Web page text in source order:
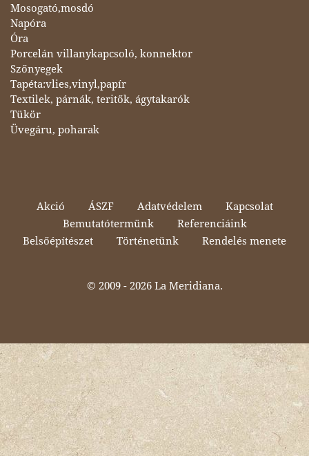
Mosogató,mosdó
Napóra
Óra
Porcelán villanykapcsoló, konnektor
Szőnyegek
Tapéta:vlies,vinyl,papír
Textilek, párnák, teritők, ágytakarók
Tükör
Üvegáru, poharak
Akció ÁSZF Adatvédelem
Kapcsolat
Bemutatótermünk
Referenciáink
Belsőépítészet
Történetünk Rendelés menete
© 2009 - 2026 La Meridiana.